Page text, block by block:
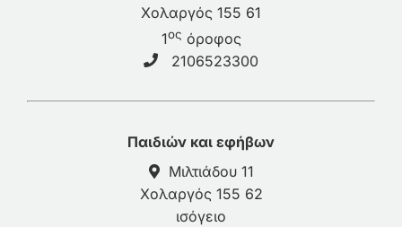
Χολαργός 155 61
1ος όροφος
2106523300
Παιδιών και εφήβων
Μιλτιάδου 11
Χολαργός 155 62
ισόγειο